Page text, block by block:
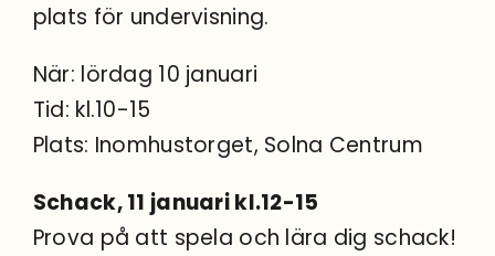
plats för undervisning.
När: lördag 10 januari
Tid: kl.10-15
Plats: Inomhustorget, Solna Centrum
Schack, 11 januari kl.12-15
Prova på att spela och lära dig schack!